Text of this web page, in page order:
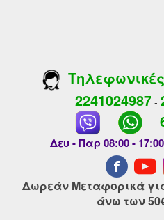
2241024987-
Δευ - Παρ 08:00 -
Δωρεάν Μεταφορικά
άνω των